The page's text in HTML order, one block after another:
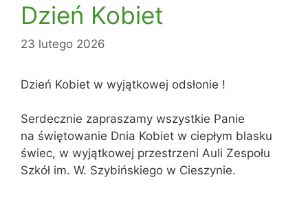
Dzień Kobiet
23 lutego 2026
Dzień Kobiet w wyjątkowej odsłonie !
Serdecznie zapraszamy wszystkie Panie
na świętowanie Dnia Kobiet w ciepłym blasku
świec, w wyjątkowej przestrzeni Auli Zespołu
Szkół im. W. Szybińskiego w Cieszynie.